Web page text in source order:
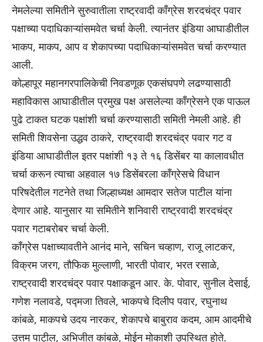
नेमलेल्या समितीने सुरुवातीला राष्ट्रवादी काँग्रेस शरदचंद्र पवार
पक्षाच्या पदाधिकाऱ्यांसमवेत चर्चा केली. त्यानंतर इंडिया आघाडीतील
भाकप, माकप, आप व शेकापच्या पदाधिकाऱ्यांसमवेत चर्चा करण्यात
आली.
कोल्हापूर महानगरपालिकेची निवडणूक एकसंघपणे लढण्यासाठी
महाविकास आघाडीतील प्रमुख पक्ष असलेल्या काँग्रेसने एक पाऊल
पुढे टाकत घटक पक्षांशी चर्चा करण्यासाठी समिती नेमली आहे. ही
समिती शिवसेना उद्धव ठाकरे, राष्ट्रवादी शरदचंद्र पवार गट व
इंडिया आघाडीतील इतर पक्षांशी १३ ते १६ डिसेंबर या कालावधीत
चर्चा करून त्याचा अहवाल १७ डिसेंबरला काँग्रेसचे विधान
परिषदेतील गटनेते तथा जिल्हाध्यक्ष आमदार सतेज पाटील यांना
देणार आहे. यानुसार या समितीने शनिवारी राष्ट्रवादी शरदचंद्र
पवार गटाबरोबर चर्चा केली.
काँग्रेस पक्षाच्यावतीने आनंद माने, सचिन चव्हाण, राजू लाटकर,
विक्रम जरग, तौफिक मुल्लाणी, भारती पोवार, भरत रसाळे,
राष्ट्रवादी शरदचंद्र पवार पक्षाकडून आर. के. पोवार, सुनील देसाई,
गणेश नलावडे, पद्मजा तिवले, भाकपचे दिलीप पवार, रघुनाथ
कांबळे, माकपचे उदय नारकर, शेकापचे बाबुराव कदम, आम आदमीचे
उत्तम पाटील, अभिजीत कांबळे, मोईन मोकाशी उपस्थित होते.